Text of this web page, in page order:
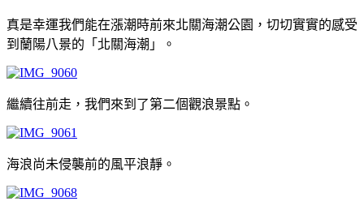
真是幸運我們能在漲潮時前來北關海潮公園，切切實實的感受
到蘭陽八景的「北關海潮」。
繼續往前走，我們來到了第二個觀浪景點。
海浪尚未侵襲前的風平浪靜。